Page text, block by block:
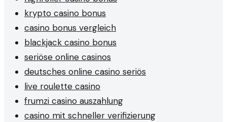
krypto casino bonus
casino bonus vergleich
blackjack casino bonus
seriöse online casinos
deutsches online casino seriös
live roulette casino
frumzi casino auszahlung
casino mit schneller verifizierung